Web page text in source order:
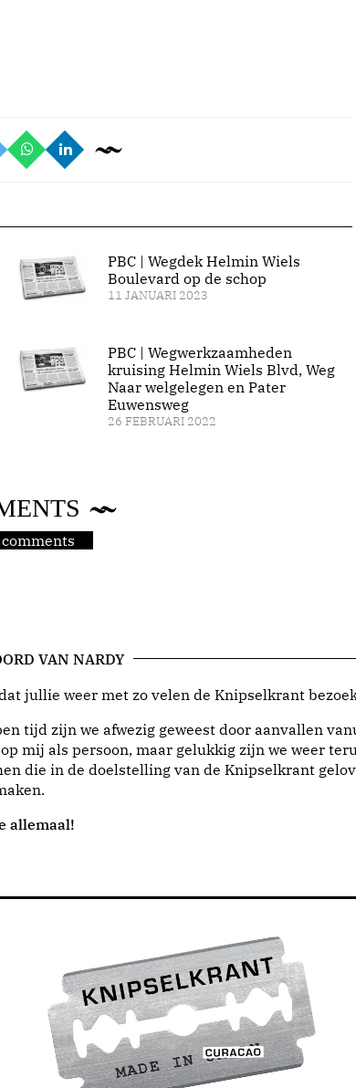
PBC | Wegdek Helmin Wiels
Boulevard op de schop
11 JANUARI 2023
PBC | Wegwerkzaamheden
kruising Helmin Wiels Blvd, Weg
Naar welgelegen en Pater
Euwensweg
26 FEBRUARI 2022
VAN NARDY
jullie weer met zo velen de Knipselkrant
tijd zijn we afwezig geweest door aanvallen
mij als persoon, maar gelukkig zijn we weer
die in de doelstelling van de Knipselkrant
allemaal!